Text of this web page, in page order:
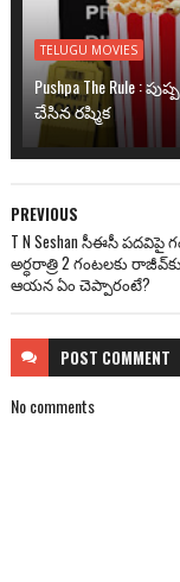
TELUGU MOVIES
Pushpa The Rule
చేసిన రష్మిక
PREVIOUS
T N Seshan సీఈసీ పదవిపై
అర్ధరాత్రి 2 గంటలకు
ఆయన ఏం చెప్పారంటే?
POST COMMENT
No comments